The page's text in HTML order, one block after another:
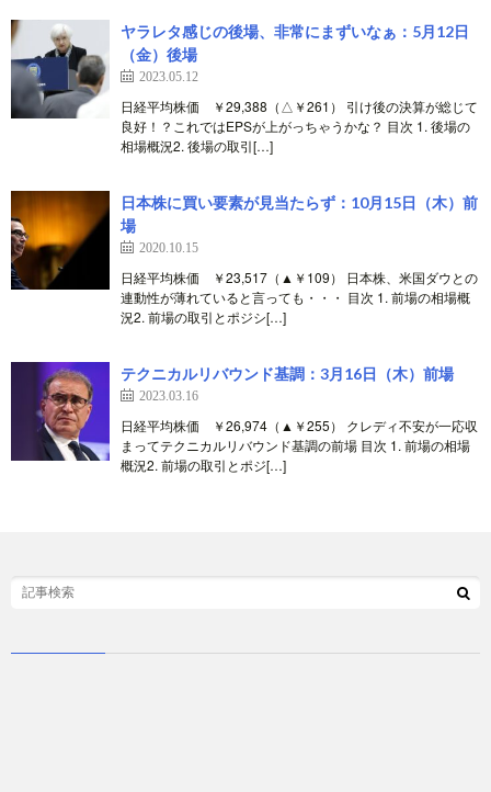
ヤラレタ感じの後場、非常にまずいなぁ：5月12日
（金）後場
2023.05.12
日経平均株価 ￥29,388（△￥261） 引け後の決算が総じて
良好！？これではEPSが上がっちゃうかな？ 目次 1. 後場の
相場概況2. 後場の取引[…]
日本株に買い要素が見当たらず：10月15日（木）前
場
2020.10.15
日経平均株価 ￥23,517（▲￥109） 日本株、米国ダウとの
連動性が薄れていると言っても・・・ 目次 1. 前場の相場概
況2. 前場の取引とポジシ[…]
テクニカルリバウンド基調：3月16日（木）前場
2023.03.16
日経平均株価 ￥26,974（▲￥255） クレディ不安が一応収
まってテクニカルリバウンド基調の前場 目次 1. 前場の相場
概況2. 前場の取引とポジ[…]